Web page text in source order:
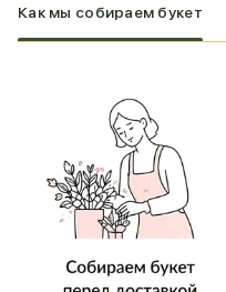
Как мы собираем букет